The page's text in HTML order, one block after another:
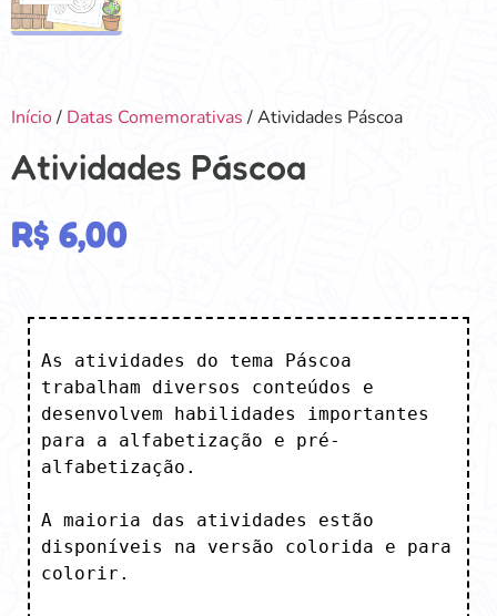
Início/ Datas Comemorativas / Atividades Páscoa
Atividades Páscoa
R$ 6,00
As atividades do tema Páscoa
trabalham diversos conteúdos e
desenvolvem habilidades importantes
para a alfabetização e pré-
alfabetização.
A maioria das atividades estão
disponíveis na versão colorida e para
colorir.